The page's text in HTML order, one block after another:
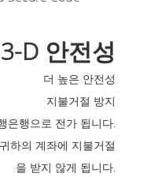
3-D 안전성
더 높은 안전성
지불거절 방지
은행으로 전가 됩니다.
하의 계좌에 지불거절
을 받지 않게 됩니다.